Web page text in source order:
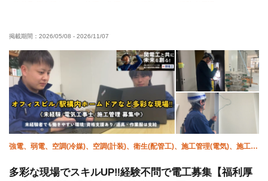
資格取得支援あり 禁煙・分煙 未経験OK 経験者優遇
残業月10時間以下 直帰・直行OK
車・バイク通勤OK 夏季休暇
掲載期間： 2026/05/08 - 2026/11/07
強電、弱電、空調(冷媒)、空調(計装)、衛生(配管工)、施工管理(電気)、施工管
多彩な現場でスキルUP‼︎経験不問で電工募集【福利厚